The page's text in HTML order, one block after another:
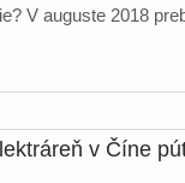
V auguste 2018
v Číne